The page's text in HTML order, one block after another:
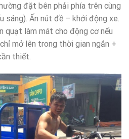
đặt bên phải phía trên cùng
sáng). Ấn nút đề – khởi động xe.
quạt làm mát cho động cơ nếu
mở lên trong thời gian ngắn +
thiết.